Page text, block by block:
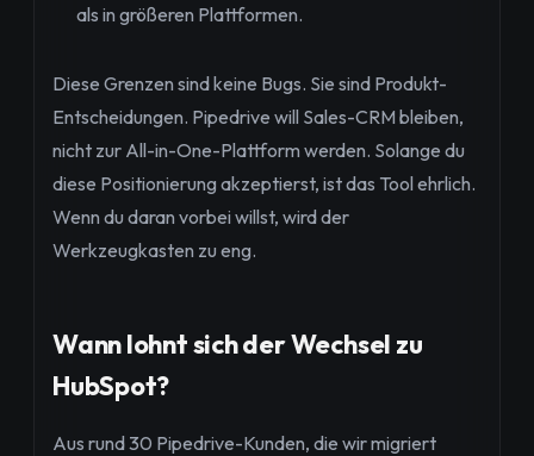
als in größeren Plattformen.
Diese Grenzen sind keine Bugs. Sie sind Produkt-
Entscheidungen. Pipedrive will Sales-CRM bleiben,
nicht zur All-in-One-Plattform werden. Solange du
diese Positionierung akzeptierst, ist das Tool ehrlich.
Wenn du daran vorbei willst, wird der
Werkzeugkasten zu eng.
Wann lohnt sich der Wechsel zu
HubSpot?
Aus rund 30 Pipedrive-Kunden, die wir migriert